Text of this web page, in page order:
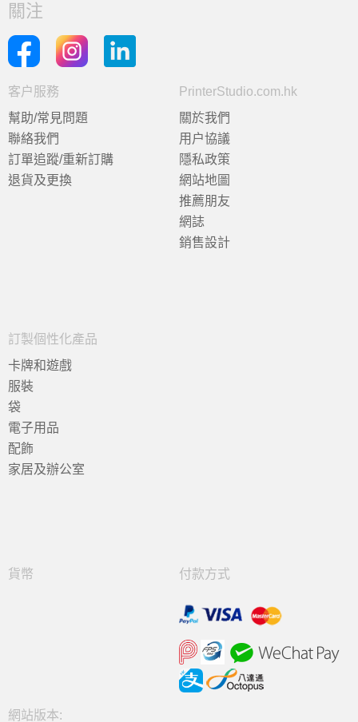
關注
客户服務
幫助/常見問題
聯絡我們
訂單追蹤/重新訂購
退貨及更換
PrinterStudio.com.hk
關於我們
用户協議
隱私政策
網站地圖
推薦朋友
網誌
銷售設計
訂製個性化產品
卡牌和遊戲
服裝
袋
電子用品
配飾
家居及辦公室
貨幣 付款方式
網站版本: